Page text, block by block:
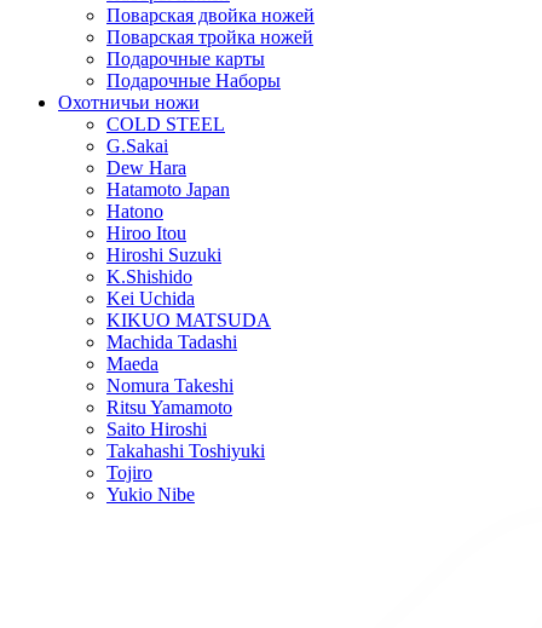
Поварская двойка ножей
Поварская тройка ножей
Подарочные карты
Подарочные Наборы
Охотничьи ножи
COLD STEEL
G.Sakai
Dew Hara
Hatamoto Japan
Hatono
Hiroo Itou
Hiroshi Suzuki
K.Shishido
Kei Uchida
KIKUO MATSUDA
Machida Tadashi
Maeda
Nomura Takeshi
Ritsu Yamamoto
Saito Hiroshi
Takahashi Toshiyuki
Tojiro
Yukio Nibe